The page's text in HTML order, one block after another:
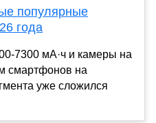
популярные
года
7300 мА·ч и камеры на
смартфонов на
уже сложился